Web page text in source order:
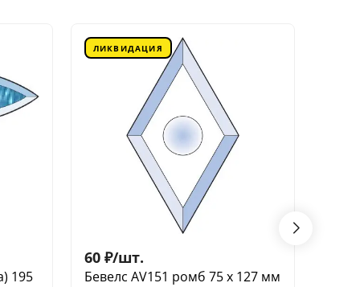
195
ЛИКВИДАЦИЯ
60 ₽/шт.
Бевелс AV151 ромб 75 х 127 мм